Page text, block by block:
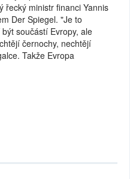
řecký ministr financi Yannis
Der Spiegel. "Je to
součástí Evropy, ale
černochy, nechtějí
Takže Evropa